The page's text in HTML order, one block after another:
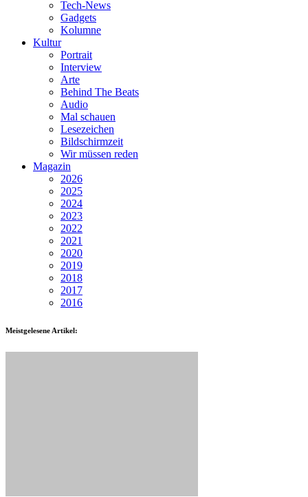
Tech-News
Gadgets
Kolumne
Kultur
Portrait
Interview
Arte
Behind The Beats
Audio
Mal schauen
Lesezeichen
Bildschirmzeit
Wir müssen reden
Magazin
2026
2025
2024
2023
2022
2021
2020
2019
2018
2017
2016
Meistgelesene Artikel: